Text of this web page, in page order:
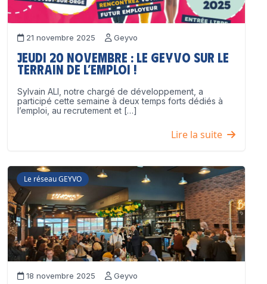
21 novembre 2025 Geyvo
Jeudi 20 novembre : le GEYVO sur le
terrain de l’emploi !
Sylvain ALI, notre chargé de développement, a
participé cette semaine à deux temps forts dédiés à
l’emploi, au recrutement et […]
Lire la suite
Le réseau GEYVO
18 novembre 2025 Geyvo